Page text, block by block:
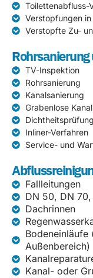
Toilettenabfluss-
Verstopfungen
Verstopfte Zu-
TV-Inspektion
Rohrsanierung
Kanalsanierung
Grabenlose
Dichtheitsprüfung
Inliner-Verfahren
Service- und
Fallleitungen
DN 50, DN
Dachrinnen
Bodeneinläufe
Außenbereich)
Kanal- oder